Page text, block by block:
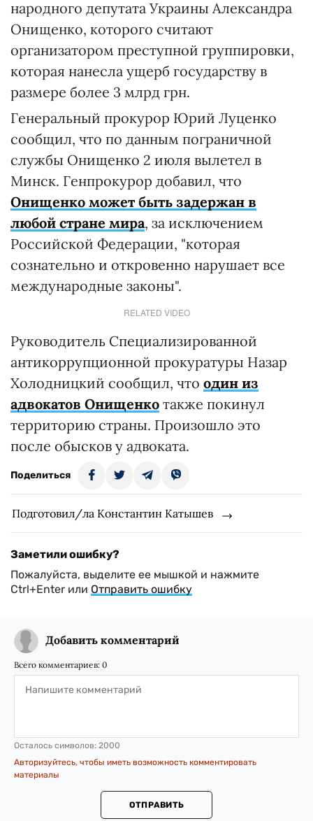
народного депутата Украины Александра
Онищенко, которого считают
организатором преступной группировки,
которая нанесла ущерб государству в
размере более 3 млрд грн.
Генеральный прокурор Юрий Луценко
сообщил, что по данным пограничной
службы Онищенко 2 июля вылетел в
Минск. Генпрокурор добавил, что
Онищенко может быть задержан в
любой стране мира, за исключением
Российской Федерации, "которая
сознательно и откровенно нарушает все
международные законы".
RELATED VIDEO
Руководитель Специализированной
антикоррупционной прокуратуры Назар
Холодницкий сообщил, что один из
адвокатов Онищенко также покинул
территорию страны. Произошло это
после обысков у адвоката.
Поделиться
Подготовил/ла Константин Катышев
Заметили ошибку?
Пожалуйста, выделите ее мышкой и нажмите
Ctrl+Enter или Отправить ошибку
Добавить комментарий
Всего комментариев: 0
Осталось символов: 2000
Авторизуйтесь, чтобы иметь возможность комментировать
материалы
ОТПРАВИТЬ